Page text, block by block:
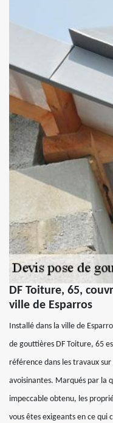
DF Toiture, 65,
ville de Esparros
Installé dans la ville de
de gouttières DF Toiture, 65
référence dans les travaux
avoisinantes. Marqués par la
impeccable obtenu, les
vous êtes exigeants en ce qui